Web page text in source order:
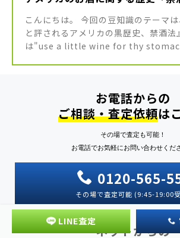
こんにちは。 今回の豆知識のテーマ
と評されるアメリカの黒歴史、禁酒法
は"use a little wine for thy
お電話からの
ご相談・査定依頼は
その場で査定も可能！
お電話でお気軽にお問い合わせくだ
0120-565-
その場で査定可能 (9:45-19:00
ネットからの
LINE査定